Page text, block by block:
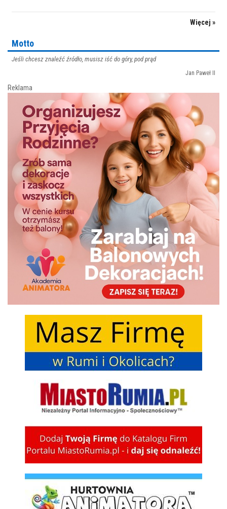
Więcej »
Motto
Jeśli chcesz znaleźć źródło, musisz iść do góry, pod prąd
Jan Paweł II
Reklama